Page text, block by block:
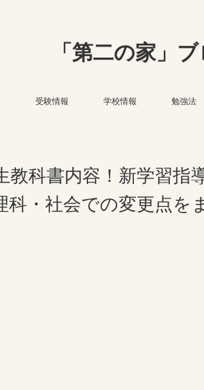
「第二の家」
受験情報 学校情報 勉強法
教科書内容！新学習指
科・社会での変更点を